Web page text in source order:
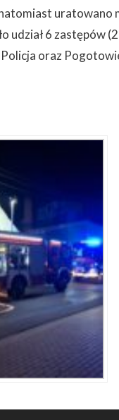
uratowano
udział 6
oraz